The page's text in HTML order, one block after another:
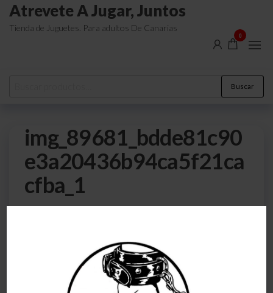
Atrevete A Jugar, Juntos
Tienda de Juguetes. Para adultos De Canarias
0
Buscar
img_89681_bdde81c90
e3a20436b94ca5f21ca
cfba_1
0